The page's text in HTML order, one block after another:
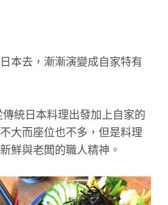
本去，漸漸演變成自家特有
傳統日本料理出發加上自家的
大而座位也不多，但是料理
鮮與老闆的職人精神。